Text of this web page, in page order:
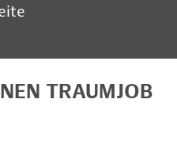
TRAUMJOB